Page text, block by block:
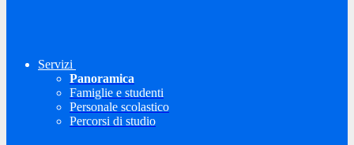
Servizi
Panoramica
Famiglie e studenti
Personale scolastico
Percorsi di studio